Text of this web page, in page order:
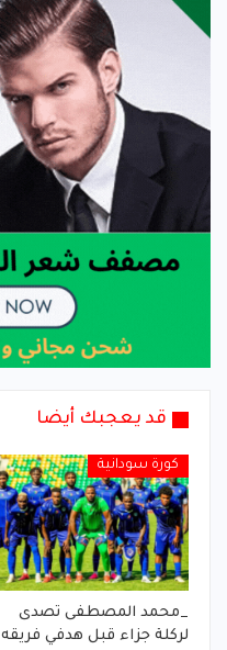
قد يعجبك أيضا
كورة سودانية
_محمد المصطفى تصدى
لركلة جزاء قبل هدفي فريقه